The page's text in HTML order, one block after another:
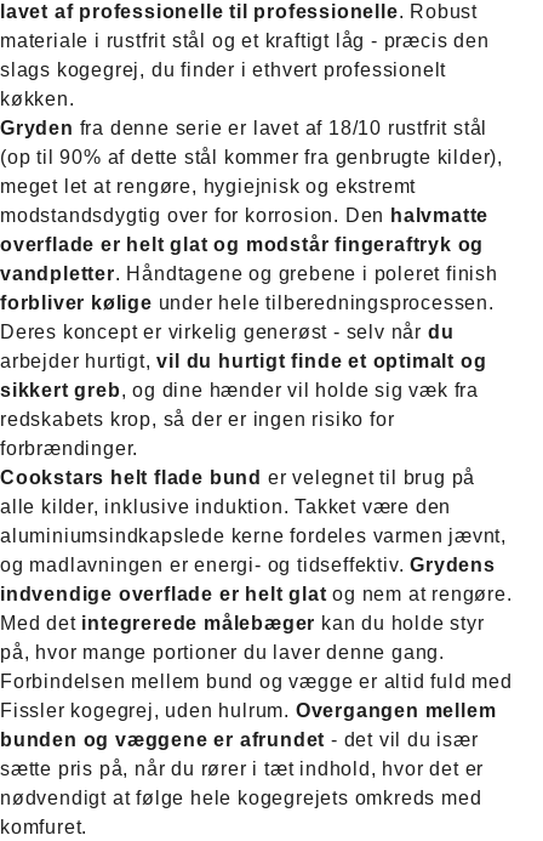
lavet af professionelle til professionelle. Robust
materiale i rustfrit stål og et kraftigt låg - præcis den
slags kogegrej, du finder i ethvert professionelt
køkken.
Gryden fra denne serie er lavet af 18/10 rustfrit stål
(op til 90% af dette stål kommer fra genbrugte kilder),
meget let at rengøre, hygiejnisk og ekstremt
modstandsdygtig over for korrosion. Den halvmatte
overflade er helt glat og modstår fingeraftryk og
vandpletter. Håndtagene og grebene i poleret finish
forbliver kølige under hele tilberedningsprocessen.
Deres koncept er virkelig generøst - selv når du
arbejder hurtigt,vil du hurtigt finde et optimalt og
sikkert greb, og dine hænder vil holde sig væk fra
redskabets krop, så der er ingen risiko for
forbrændinger.
Cookstars helt flade bund er velegnet til brug på
alle kilder, inklusive induktion. Takket være den
aluminiumsindkapslede kerne fordeles varmen jævnt,
og madlavningen er energi- og tidseffektiv.Grydens
indvendige overflade er helt glat og nem at rengøre.
Med detintegrerede målebæger kan du holde styr
på, hvor mange portioner du laver denne gang.
Forbindelsen mellem bund og vægge er altid fuld med
Fissler kogegrej, uden hulrum. Overgangen mellem
bunden og væggene er afrundet- det vil du især
sætte pris på, når du rører i tæt indhold, hvor det er
nødvendigt at følge hele kogegrejets omkreds med
komfuret.